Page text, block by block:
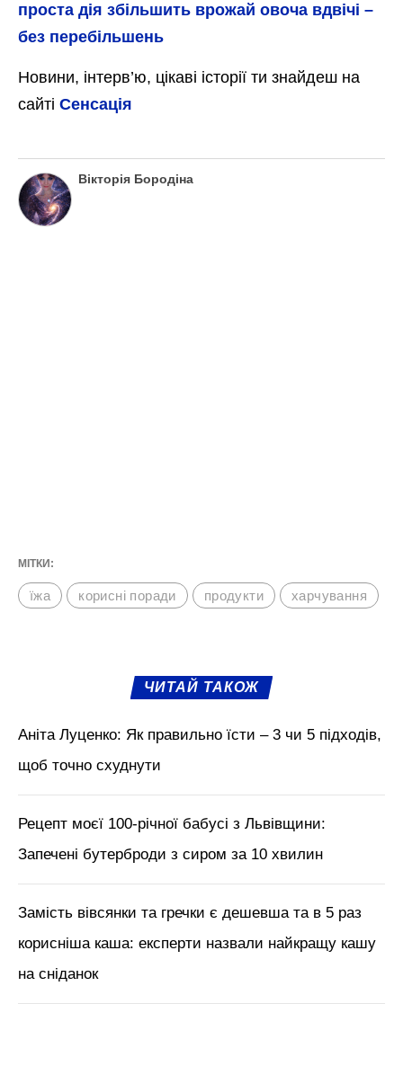
проста дія збільшить врожай овоча вдвічі –
без перебільшень
Новини, інтерв’ю, цікаві історії ти знайдеш на
сайті Сенсація
Вікторія Бородіна
МІТКИ:
їжа корисні поради продукти харчування
ЧИТАЙ ТАКОЖ
Аніта Луценко: Як правильно їсти – 3 чи 5 підходів,
щоб точно схуднути
Рецепт моєї 100-річної бабусі з Львівщини:
Запечені бутерброди з сиром за 10 хвилин
Замість вівсянки та гречки є дешевша та в 5 раз
корисніша каша: експерти назвали найкращу кашу
на сніданок